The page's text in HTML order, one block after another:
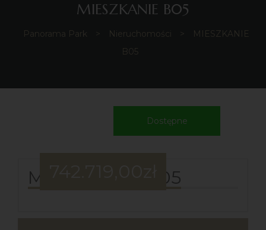
MIESZKANIE B05
Panorama Park > Nieruchomości >
MIESZKANIE
B05
MIESZKANIE B05
Dostępne